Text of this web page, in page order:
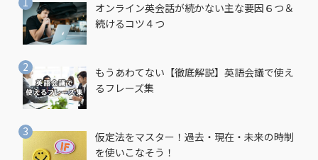
オンライン英会話が続かない主な要因６つ＆
続けるコツ４つ
もうあわてない【徹底解説】英語会議で使え
るフレーズ集
仮定法をマスター！過去・現在・未来の時制
を使いこなそう！